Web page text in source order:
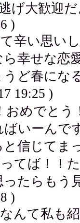
げ大歓迎
)
辛い思い
ら幸せな
ど春にな
19:25 )
おめでと
いーんで
と信じてま
てば！！
ったらもう
)
んて私も